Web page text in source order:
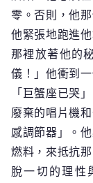
零。否則，他
他緊張地跑進
那裡放著他的
儀！」他衝到
「巨蟹座已哭
廢棄的唱片機
感調節器」。
燃料，來抵抗
脫一切的理性